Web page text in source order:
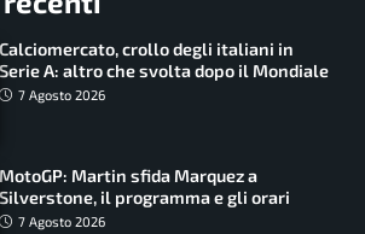
Calciomercato, crollo degli italiani in
Serie A: altro che svolta dopo il Mondiale
7 Agosto 2026
MotoGP: Martin sfida Marquez a
Silverstone, il programma e gli orari
7 Agosto 2026